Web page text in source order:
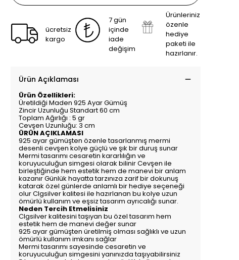
ücretsiz
kargo
7 gün
içinde
iade
değişim
Ürünleriniz
özenle
hediye
paketi ile
hazırlanır.
Ürün Açıklaması
Ürün Özellikleri:
Üretildiği Maden 925 Ayar Gümüş
Zincir Uzunluğu Standart 60 cm
Toplam Ağırlığı : 5 gr
Cevşen Uzunluğu: 3 cm
ÜRÜN AÇIKLAMASI
925 ayar gümüşten özenle tasarlanmış mermi
desenli cevşen kolye güçlü ve şık bir duruş sunar
Mermi tasarımı cesaretin kararlılığın ve
koruyuculuğun simgesi olarak bilinir Cevşen ile
birleştiğinde hem estetik hem de manevi bir anlam
kazanır Günlük hayatta tarzınıza zarif bir dokunuş
katarak özel günlerde anlamlı bir hediye seçeneği
olur Clgsilver kalitesi ile hazırlanan bu kolye uzun
ömürlü kullanım ve eşsiz tasarım ayrıcalığı sunar.
Neden Tercih Etmelisiniz
Clgsilver kalitesini taşıyan bu özel tasarım hem
estetik hem de manevi değer sunar
925 ayar gümüşten üretilmiş olması sağlıklı ve uzun
ömürlü kullanım imkanı sağlar
Mermi tasarımı sayesinde cesaretin ve
koruyuculuğun simgesini yanınızda taşıyabilirsiniz